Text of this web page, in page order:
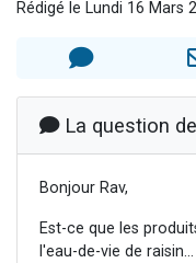
Il
Eva
Rédigé le Lundi 16 Mars
La question
Bonjour Rav,
Est-ce que les
l'eau-de-vie de